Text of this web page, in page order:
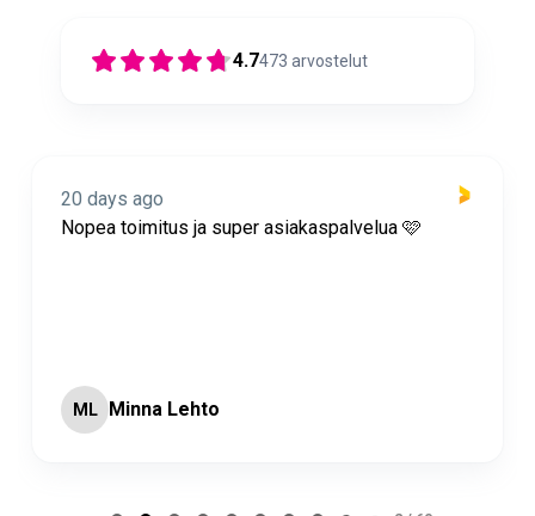
4.7473 arvostelut
20 days ago
Nopea toimitus ja super asiakaspalvelua 🩷
ML Minna Lehto